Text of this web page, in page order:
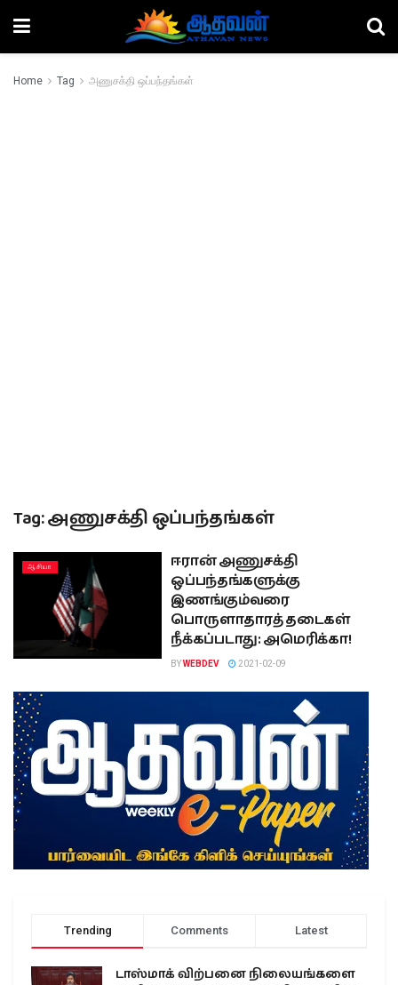
Home Tag அணுசக்தி ஒப்பந்தங்கள்
Tag:அணுசக்தி ஒப்பந்தங்கள்
ஆசியா
ஈரான் அணுசக்தி
ஒப்பந்தங்களுக்கு
இணங்கும்வரை
பொருளாதாரத் தடைகள்
நீக்கப்படாது: அமெரிக்கா!
BYWEBDEV 2021-02-09
Trending Comments Latest
டாஸ்மாக் விற்பனை நிலையங்களை